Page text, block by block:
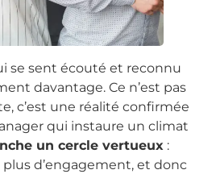
se sent écouté et reconnu
davantage. Ce n’est pas
c’est une réalité confirmée
qui instaure un climat
un cercle vertueux :
d’engagement, et donc